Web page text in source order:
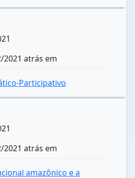
2021 atrás em
Participativo
2021 atrás em
amazônico e a